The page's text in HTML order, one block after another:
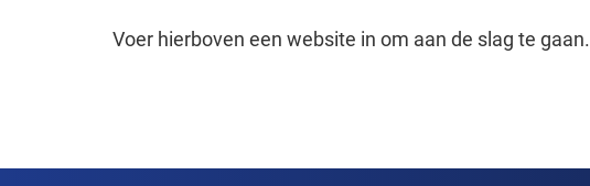
Voer hierboven een website in om aan de slag te gaan.